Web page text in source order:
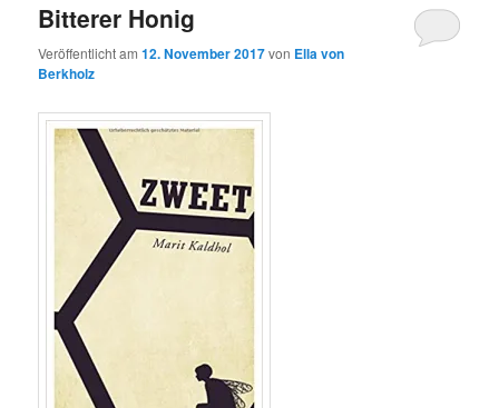
Bitterer Honig
Veröffentlicht am12. November 2017von Ella von
Berkholz